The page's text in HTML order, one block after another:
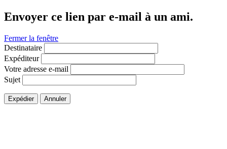
Envoyer ce lien par e-mail à un ami.
Fermer la fenêtre
Destinataire
Expéditeur
Votre adresse e-mail
Sujet
Expédier Annuler